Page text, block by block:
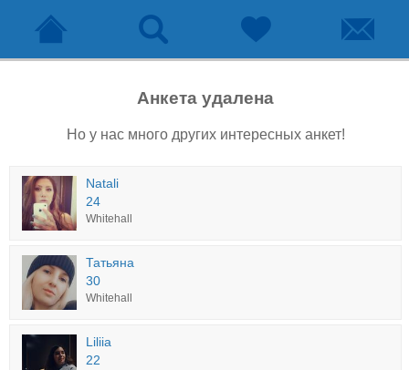
Анкета удалена
Но у нас много других интересных анкет!
Natali
24
Whitehall
Татьяна
30
Whitehall
Liliia
22